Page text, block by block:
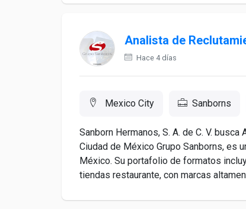
Analista de
Hace 4 días
Mexico City Sanborns
Sanborn Hermanos, S. A. de C. V.
Ciudad de México Grupo Sanborns, es
México. Su portafolio de formatos
tiendas restaurante, con marcas